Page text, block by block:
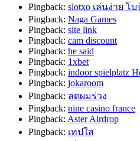
Pingback: slotxo เล่นง่าย โ
Pingback: Naga Games
Pingback: site link
Pingback: cam discount
Pingback: he said
Pingback: 1xbet
Pingback: indoor spielplatz
Pingback: jokaroom
Pingback: ลดผมร่วง
Pingback: nine casino france
Pingback: Aster Airdrop
Pingback: เทปใส